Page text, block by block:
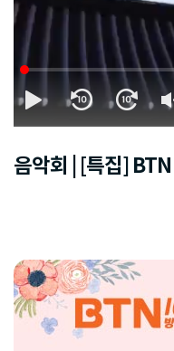
음악회 | [특집]